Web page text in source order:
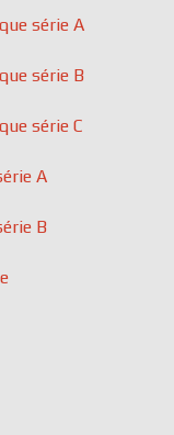
série A
série B
série C
A
B